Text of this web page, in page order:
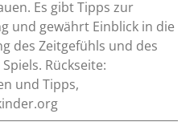
Es gibt Tipps zur
und gewährt Einblick in die
des Zeitgefühls und des
Rückseite:
und Tipps,